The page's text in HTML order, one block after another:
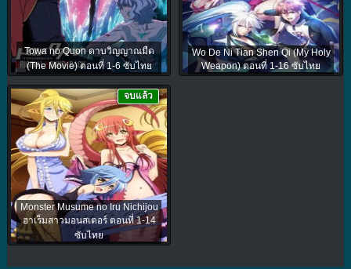
Towa no Quon ดาบวิญญาณมืด
(The Movie) ตอนที่ 1-6 ซับไทย
Wo De Ni Tian Shen Qi (My Holy
Weapon) ตอนที่ 1-16 ซับไทย
Monster Musume no Iru Nichijou
ฮาเร็มสาวมอนสเตอร์ ตอนที่ 1-14
ซับไทย
จบแล้ว